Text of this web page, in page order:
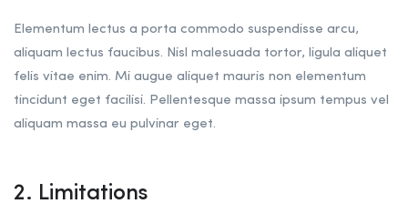
Elementum lectus a porta commodo suspendisse arcu,
aliquam lectus faucibus. Nisl malesuada tortor, ligula aliquet
felis vitae enim. Mi augue aliquet mauris non elementum
tincidunt eget facilisi. Pellentesque massa ipsum tempus vel
aliquam massa eu pulvinar eget.
2. Limitations